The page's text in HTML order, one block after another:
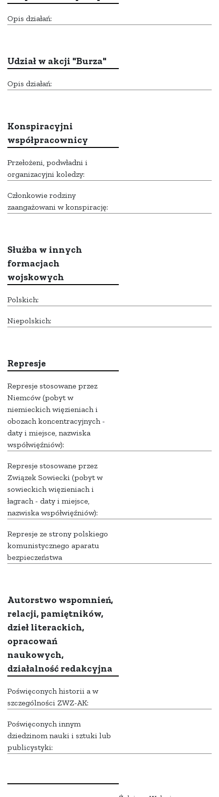
Opis działań:
Udział w akcji "Burza"
Opis działań:
Konspiracyjni
współpracownicy
Przełożeni, podwładni i
organizacyjni koledzy:
Członkowie rodziny
zaangażowani w konspirację:
Służba w innych
formacjach
wojskowych
Polskich:
Niepolskich:
Represje
Represje stosowane przez
Niemców (pobyt w
niemieckich więzieniach i
obozach koncentracyjnych -
daty i miejsce, nazwiska
współwięźniów):
Represje stosowane przez
Związek Sowiecki (pobyt w
sowieckich więzieniach i
łagrach - daty i miejsce,
nazwiska współwięźniów):
Represje ze strony polskiego
komunistycznego aparatu
bezpieczeństwa
Autorstwo wspomnień,
relacji, pamiętników,
dzieł literackich,
opracowań
naukowych,
działalność redakcyjna
Poświęconych historii a w
szczególności ZWZ-AK:
Poświęconych innym
dziedzinom nauki i sztuki lub
publicystyki: